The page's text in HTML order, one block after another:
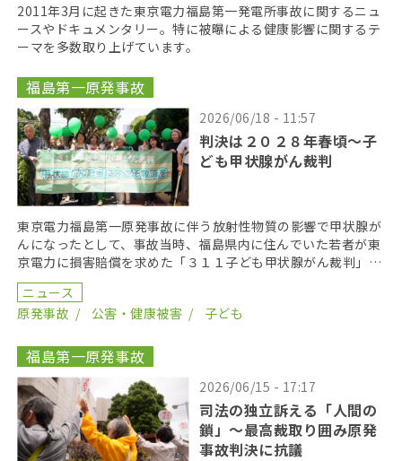
2011年3月に起きた東京電力福島第一発電所事故に関するニュ
ースやドキュメンタリー。特に被曝による健康影響に関するテ
ーマを多数取り上げています。
福島第一原発事故
2026/06/18 - 11:57
判決は２０２８年春頃〜子
ども甲状腺がん裁判
東京電力福島第一原発事故に伴う放射性物質の影響で甲状腺が
んになったとして、事故当時、福島県内に住んでいた若者が東
京電力に損害賠償を求めた「３１１子ども甲状腺がん裁判」の
第１８回口頭弁論が２０２６年６月１７日に開かれた。裁 […]
ニュース
原発事故
公害・健康被害 子ども
福島第一原発事故
2026/06/15 - 17:17
司法の独立訴える「人間の
鎖」〜最高裁取り囲み原発
事故判決に抗議